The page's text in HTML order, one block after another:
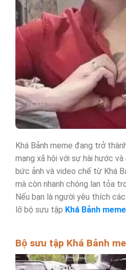
Khá Bảnh meme đang trở
mạng xã hội với sự hài hước
bức ảnh và video chế từ Khá
mà còn nhanh chóng lan tỏa
Nếu bạn là người yêu thích
lỡ bộ sưu tập Khá Bảnh meme
Bộ sưu tập Khá Bảnh